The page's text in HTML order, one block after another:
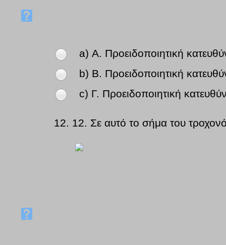
a) Α. Προειδοποιητική
b) Β. Προειδοποιητική
c) Γ. Προειδοποιητική
12. 12. Σε αυτό το σήμα του